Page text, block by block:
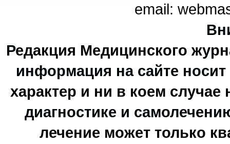
email:
Редакция Медицинского
информация на сайте
характер и ни в коем
диагностике и
лечение может только